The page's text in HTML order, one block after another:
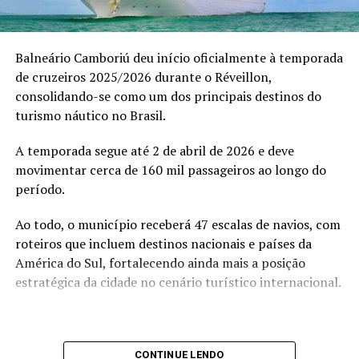
de Janeiro, mas em que época as mulheres negras são
consideradas artistas e são reconhecidas por suas
produções?
“O V8 não é sobre presença, é sobre transformação. É
sobre acesso, mentalidade e evolução real”, afirma.
Entre os convidados, destacaram-se empresários como
Ricardo Soares, James Kruel, Daniel Chiesa e Darci
Sttrack que vivenciaram um ambiente de trocas
profundas sobre expansão de mentalidade e
posicionamento.
Balneário Camboriú deu início oficialmente à temporada
de cruzeiros 2025/2026 durante o Réveillon,
consolidando-se como um dos principais destinos do
turismo náutico no Brasil.
A temporada segue até 2 de abril de 2026 e deve
movimentar cerca de 160 mil passageiros ao longo do
período.
Ao todo, o município receberá 47 escalas de navios, com
roteiros que incluem destinos nacionais e países da
América do Sul, fortalecendo ainda mais a posição
estratégica da cidade no cenário turístico internacional.
CONTINUE LENDO